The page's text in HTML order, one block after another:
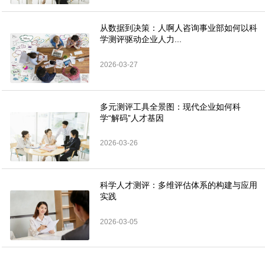
从数据到决策：人啊人咨询事业部如何以科
学测评驱动企业人力...
2026-03-27
多元测评工具全景图：现代企业如何科
学“解码”人才基因
2026-03-26
科学人才测评：多维评估体系的构建与应用
实践
2026-03-05